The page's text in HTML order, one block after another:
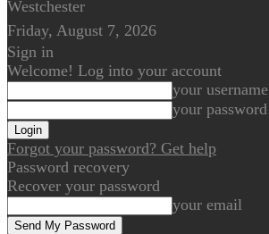
Westchester
Friday, August 7, 2026
Sign in
Welcome! Log into your account
your username
your password
Forgot your password? Get help
Password recovery
Recover your password
your email